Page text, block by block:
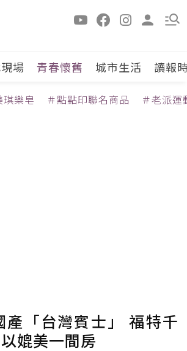
場 青春懷舊 城市生活 讀報
琪樂皂 ＃點點印聯名商品 ＃老派運
產「台灣賓士」 福特千
媲美一間房